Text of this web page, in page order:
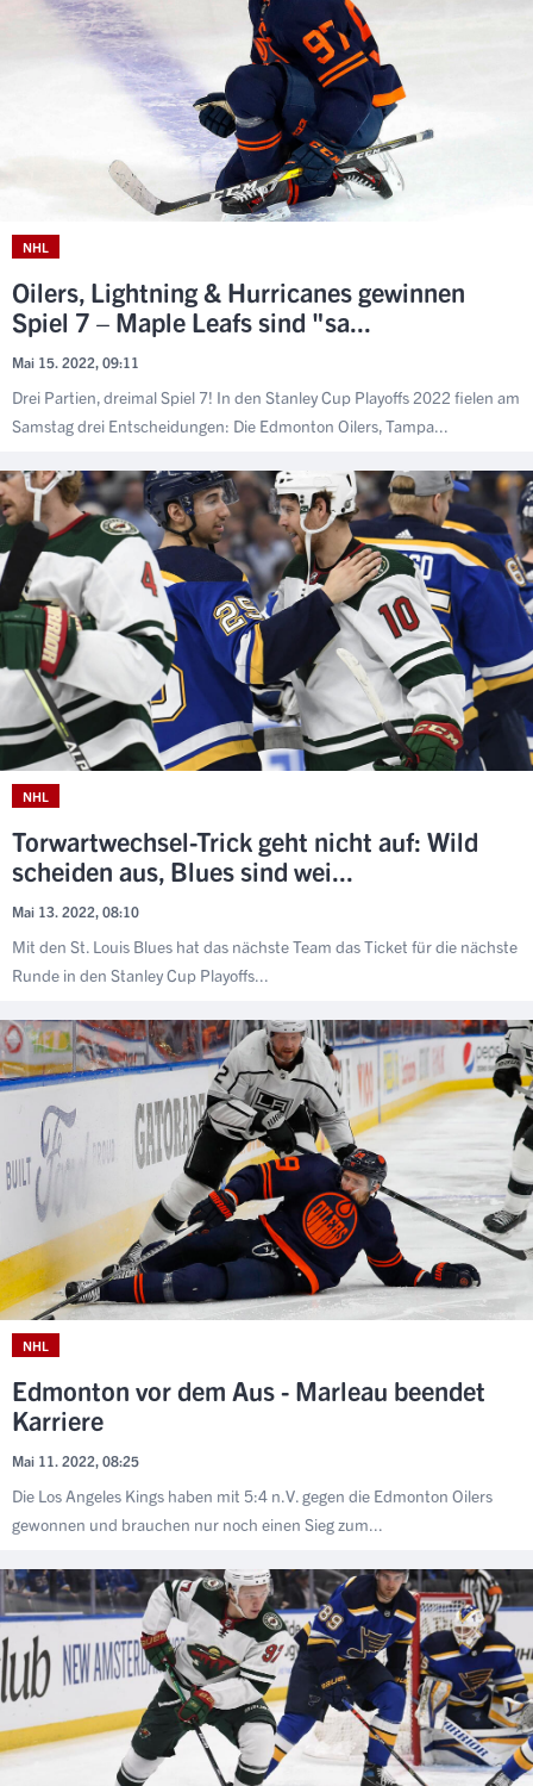
NHL
Oilers, Lightning & Hurricanes gewinnen
Spiel 7 – Maple Leafs sind "sa...
Mai 15. 2022, 09:11
Drei Partien, dreimal Spiel 7! In den Stanley Cup Playoffs 2022 fielen am
Samstag drei Entscheidungen: Die Edmonton Oilers, Tampa...
NHL
Torwartwechsel-Trick geht nicht auf: Wild
scheiden aus, Blues sind wei...
Mai 13. 2022, 08:10
Mit den St. Louis Blues hat das nächste Team das Ticket für die nächste
Runde in den Stanley Cup Playoffs...
NHL
Edmonton vor dem Aus - Marleau beendet
Karriere
Mai 11. 2022, 08:25
Die Los Angeles Kings haben mit 5:4 n.V. gegen die Edmonton Oilers
gewonnen und brauchen nur noch einen Sieg zum...